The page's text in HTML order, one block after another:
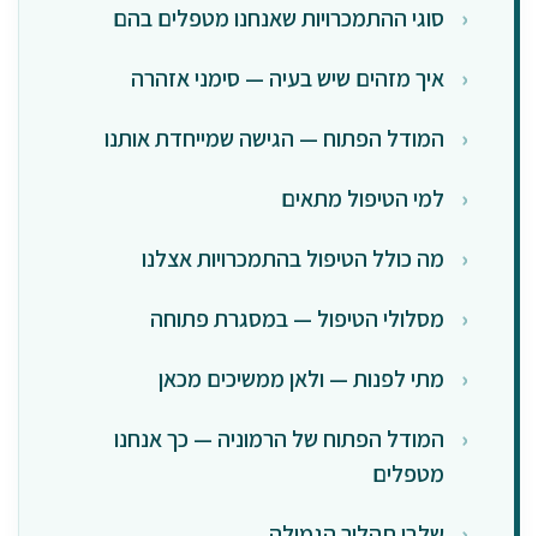
סוגי ההתמכרויות שאנחנו מטפלים בהם
איך מזהים שיש בעיה — סימני אזהרה
המודל הפתוח — הגישה שמייחדת אותנו
למי הטיפול מתאים
מה כולל הטיפול בהתמכרויות אצלנו
מסלולי הטיפול — במסגרת פתוחה
מתי לפנות — ולאן ממשיכים מכאן
המודל הפתוח של הרמוניה — כך אנחנו
מטפלים